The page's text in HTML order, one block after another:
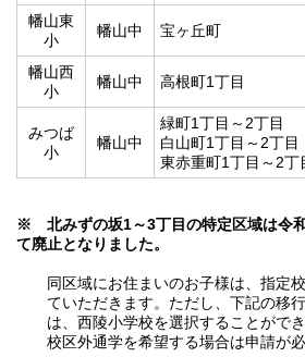
幡山東
小
幡山中 宝ヶ丘町
幡山西
小
幡山中 高根町1丁目
みつば
小
幡山中
緑町1丁目～2丁目
白山町1丁目～2丁目
東赤重町1丁目～2丁
※ 北みずの坂1～3丁目の特定区域は令
て廃止となりました。
同区域にお住まいのお子様は、指定
ていただきます。ただし、下記の移
は、西陵小学校を選択することがで
校区外通学を希望する場合は申請が必